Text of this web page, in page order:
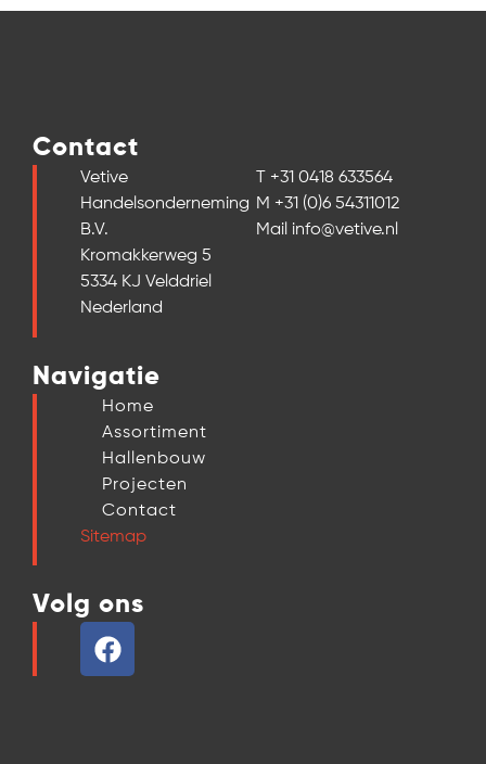
Contact
Vetive
Handelsonderneming
B.V.
Kromakkerweg 5
5334 KJ Velddriel
Nederland
T +31 0418 633564
M +31 (0)6 54311012
Mail info@vetive.nl
Navigatie
Home
Assortiment
Hallenbouw
Projecten
Contact
Sitemap
Volg ons